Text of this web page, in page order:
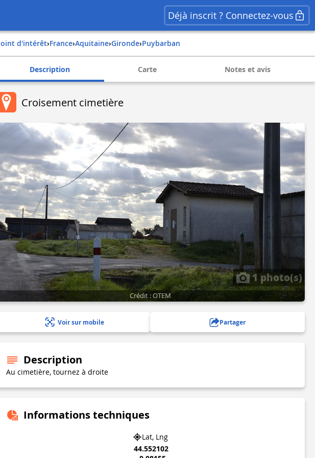
Déjà inscrit ? Connectez-vous
Point d'intérêt› france› aquitaine› gironde› puybarban
Description Carte Notes et avis
Croisement cimetière
1 photo(s)
Crédit : OTEM
Voir sur mobile Partager
Description
Au cimetière, tournez à droite
Informations techniques
Lat, Lng
44.552102